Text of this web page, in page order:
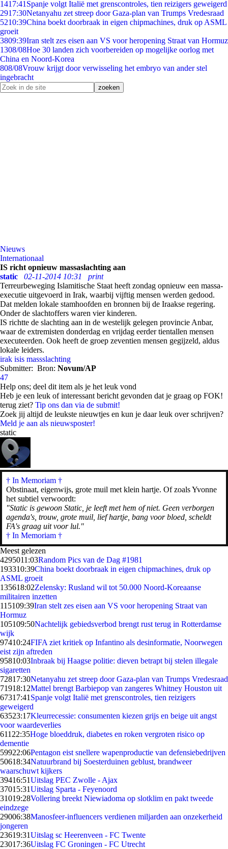
1417:41 Spanje volgt Italië met grenscontroles, tien reizigers geweigerd
2917:30Netanyahu zet streep door Gaza-plan van Trumps Vredesraad
5210:39China boekt doorbraak in eigen chipmachines, druk op ASML
groeit
3809:39Iran stelt zes eisen aan VS voor heropening Straat van Hormuz
1308/08Hoe 30 landen zich voorbereiden op mogelijke oorlog met
China en Noord-Korea
808/08Vrouw krijgt door verwisseling het embryo van ander stel
ingebracht
Nieuws
Internationaal
IS richt opnieuw massaslachting aan
static
02-11-2014 10:31
print
Terreurbeweging Islamitische Staat heeft zondag opnieuw een massa-
executie uitgevoerd in Irak, waarbij vijftig mensen werden gedood.
Dat melden lokale stamhoofden en bronnen bij de Iraakse regering.
Onder de slachtoffers waren vier kinderen.
IS richtte de slachting aan in de westelijk gelegen provincie Anbar,
waar de extremisten donderdag en vrijdag eerder tientallen mensen
executeerden. Ook heeft de groep zeventien mensen gegijzeld, aldus
lokale leiders.
irak isis massslachting
Submitter: Bron: Novum/AP
47
Help ons; deel dit item als je het leuk vond
Heb je een leuk of interessant bericht gevonden dat je graag op FOK!
terug ziet? Tip ons dan via de submit!
Zoek jij altijd de leukste nieuwtjes en kun je daar leuk over schrijven?
Meld je aan als nieuwsposter!
static
† In Memoriam †
Obstinaat, eigenwijs, grote muil met klein hartje. Of zoals Yvonne
het subtiel verwoordt:
"Static is gewoon Static, je leeft met hem of niet. Geen verborgen
agenda's, trouw, grote muil, lief hartje, bang voor bloed, scheldt
FA's graag uit voor lul."
† In Memoriam †
Meest gelezen
4295011:03Random Pics van de Dag #1981
193310:39China boekt doorbraak in eigen chipmachines, druk op
ASML groeit
135618:02Zelensky: Rusland wil tot 50.000 Noord-Koreaanse
militairen inzetten
115109:39Iran stelt zes eisen aan VS voor heropening Straat van
Hormuz
105109:50Nachtelijk gebiedsverbod brengt rust terug in Rotterdamse
wijk
97410:24FIFA ziet kritiek op Infantino als desinformatie, Noorwegen
eist zijn aftreden
95810:03Inbraak bij Haagse politie: dieven betrapt bij stelen illegale
sigaretten
72817:30Netanyahu zet streep door Gaza-plan van Trumps Vredesraad
71918:12Mattel brengt Barbiepop van zangeres Whitney Houston uit
67317:41 Spanje volgt Italië met grenscontroles, tien reizigers
geweigerd
63523:17Kleurrecessie: consumenten kiezen grijs en beige uit angst
voor waardeverlies
611 22:35Hoge bloeddruk, diabetes en roken vergroten risico op
dementie
59922:06Pentagon eist snellere wapenproductie van defensiebedrijven
50618:34Natuurbrand bij Soesterduinen geblust, brandweer
waarschuwt kijkers
39416:51Uitslag PEC Zwolle - Ajax
37015:31Uitslag Sparta - Feyenoord
31019:28Vollering breekt Niewiadoma op slotklim en pakt tweede
eindzege
29006:38Manosfeer-influencers verdienen miljarden aan onzekerheid
jongeren
23619:31Uitslag sc Heerenveen - FC Twente
23017:36Uitslag FC Groningen - FC Utrecht